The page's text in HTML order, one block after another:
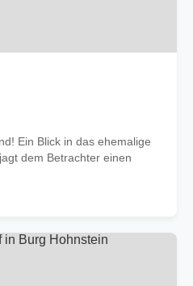
Ein Blick in das ehemalige
dem Betrachter einen